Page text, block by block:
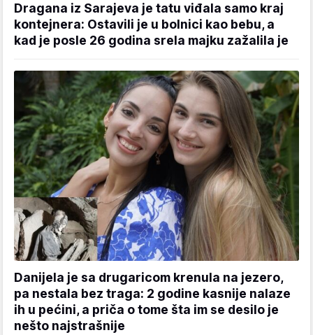
Dragana iz Sarajeva je tatu viđala samo kraj
kontejnera: Ostavili je u bolnici kao bebu, a
kad je posle 26 godina srela majku zažalila je
Danijela je sa drugaricom krenula na jezero,
pa nestala bez traga: 2 godine kasnije nalaze
ih u pećini, a priča o tome šta im se desilo je
nešto najstrašnije